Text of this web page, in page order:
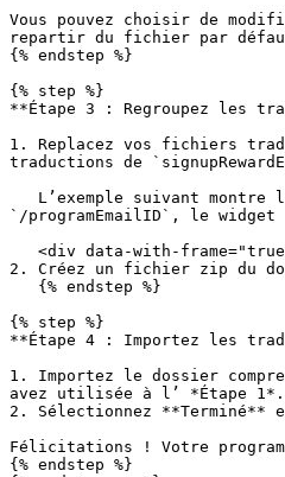
Vous pouvez choisir de
repartir du fichier par
{% endstep %}
{% step %}
**Étape 3 : Regroupez les
1. Replacez vos fichiers
traductions de
`/programEmailID`, le
2. Créez un fichier zip du
{% step %}
**Étape 4 : Importez les
1. Importez le dossier
avez utilisée à l’ *Étape 1*.
2. Sélectionnez **Terminé**
Félicitations ! Votre
{% endstep %}